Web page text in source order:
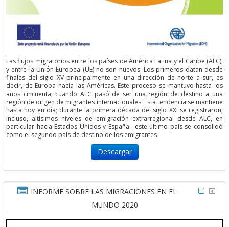
Las flujos migratorios entre los países de América Latina y el Caribe (ALC),
y entre la Unión Europea (UE) no son nuevos. Los primeros datan desde
finales del siglo XV principalmente en una dirección de norte a sur, es
decir, de Europa hacia las Américas. Este proceso se mantuvo hasta los
años cincuenta, cuando ALC pasó de ser una región de destino a una
región de origen de migrantes internacionales. Esta tendencia se mantiene
hasta hoy en día; durante la primera década del siglo XXI se registraron,
incluso, altísimos niveles de emigración extrarregional desde ALC, en
particular hacia Estados Unidos y España –este último país se consolidó
como el segundo país de destino de los emigrantes
Descargar
INFORME SOBRE LAS MIGRACIONES EN EL
MUNDO 2020